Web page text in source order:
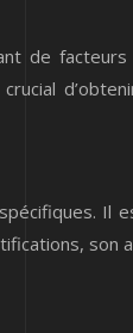
de
son